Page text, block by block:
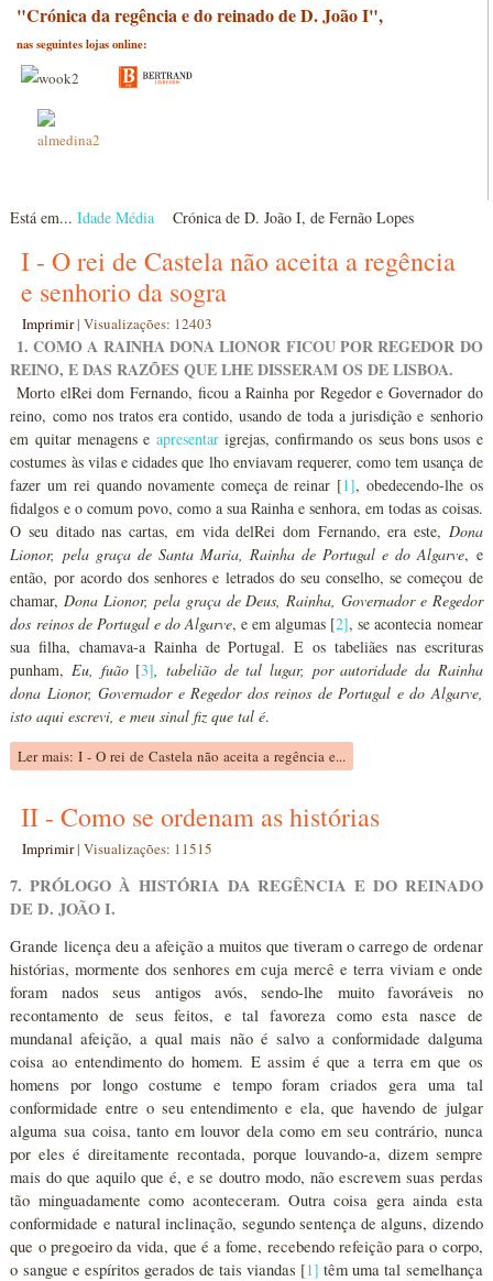
"Crónica da regência e do reinado de D. João I",
nas seguintes lojas online:
Está em...Idade Média Crónica de D. João I, de Fernão Lopes
I - O rei de Castela não aceita a regência
e senhorio da sogra
Imprimir|Visualizações: 12403
1. COMO A RAINHA DONA LIONOR FICOU POR REGEDOR DO
REINO, E DAS RAZÕES QUE LHE DISSERAM OS DE LISBOA.
Morto elRei dom Fernando, ficou a Rainha por Regedor e Governador do
reino, como nos tratos era contido, usando de toda a jurisdição e senhorio
em quitar menagens e apresentarigrejas, confirmando os seus bons usos e
costumes às vilas e cidades que lho enviavam requerer, como tem usança de
fazer um rei quando novamente começa de reinar [1], obedecendo-lhe os
fidalgos e o comum povo, como a sua Rainha e senhora, em todas as coisas.
O seu ditado nas cartas, em vida delRei dom Fernando, era este, Dona
Lionor, pela graça de Santa Maria, Rainha de Portugal e do Algarve, e
então, por acordo dos senhores e letrados do seu conselho, se começou de
chamar,Dona Lionor, pela graça de Deus, Rainha, Governador e Regedor
dos reinos de Portugal e do Algarve, e em algumas [2], se acontecia nomear
sua filha, chamava-a Rainha de Portugal. E os tabeliães nas escrituras
punham,Eu, fuão [3], tabelião de tal lugar, por autoridade da Rainha
dona Lionor, Governador e Regedor dos reinos de Portugal e do Algarve,
isto aqui escrevi, e meu sinal fiz que tal é.
Ler mais: I - O rei de Castela não aceita a regência e...
II - Como se ordenam as histórias
Imprimir|Visualizações: 11515
7. PRÓLOGO À HISTÓRIA DA REGÊNCIA E DO REINADO
DE D. JOÃO I.
Grande licença deu a afeição a muitos que tiveram o carrego de ordenar
histórias, mormente dos senhores em cuja mercê e terra viviam e onde
foram nados seus antigos avós, sendo-lhe muito favoráveis no
recontamento de seus feitos, e tal favoreza como esta nasce de
mundanal afeição, a qual mais não é salvo a conformidade dalguma
coisa ao entendimento do homem. E assim é que a terra em que os
homens por longo costume e tempo foram criados gera uma tal
conformidade entre o seu entendimento e ela, que havendo de julgar
alguma sua coisa, tanto em louvor dela como em seu contrário, nunca
por eles é direitamente recontada, porque louvando-a, dizem sempre
mais do que aquilo que é, e se doutro modo, não escrevem suas perdas
tão minguadamente como aconteceram. Outra coisa gera ainda esta
conformidade e natural inclinação, segundo sentença de alguns, dizendo
que o pregoeiro da vida, que é a fome, recebendo refeição para o corpo,
o sangue e espíritos gerados de tais viandas [1] têm uma tal semelhança